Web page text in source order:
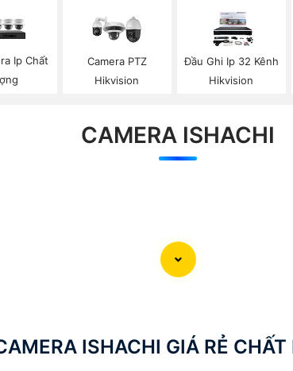
Ip Chất
Camera PTZ
Hikvision
Đầu Ghi Ip 32 Kênh
Hikvision
CAMERA ISHACHI
ISHACHI GIÁ RẺ